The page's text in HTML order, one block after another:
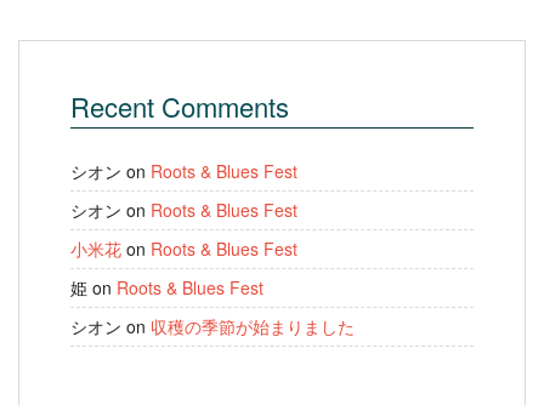
Recent Comments
シオン on Roots & Blues Fest
シオン on Roots & Blues Fest
小米花 on Roots & Blues Fest
姫 on Roots & Blues Fest
シオン on 収穫の季節が始まりました